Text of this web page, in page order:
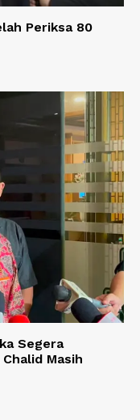
Periksa 80
Segera
Masih